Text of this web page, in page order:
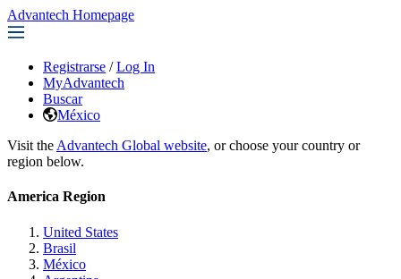
Advantech Homepage
Registrarse / Log In
MyAdvantech
Buscar
México
Visit the Advantech Global website, or choose your country or
region below.
America Region
United States
Brasil
México